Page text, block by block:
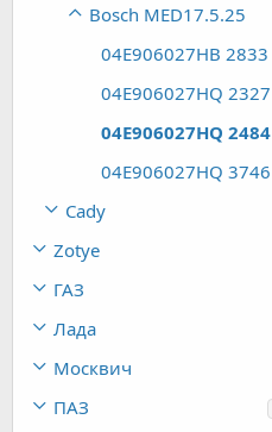
Bosch MED17.5.25
04E906027HB 2833
04E906027HQ 2327
04E906027HQ 2484
04E906027HQ 3746
Cady
Zotye
ГАЗ
Лада
Москвич
ПАЗ